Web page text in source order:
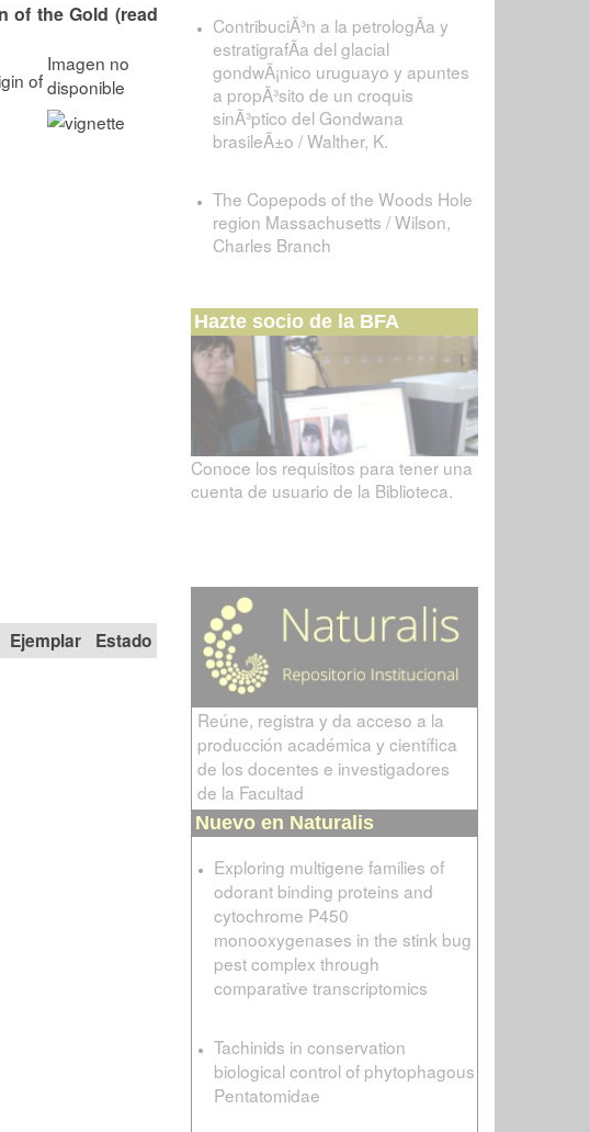
of the Gold (read
of
Estado
ContribuciÃ³n a la petrologÃ­a y
estratigrafÃ­a del glacial
gondwÃ¡nico uruguayo y apuntes
a propÃ³sito de un croquis
sinÃ³ptico del Gondwana
brasileÃ±o / Walther, K.
The Copepods of the Woods Hole
region Massachusetts / Wilson,
Charles Branch
Hazte socio de la BFA
Conoce los requisitos para tener una
cuenta de usuario de la Biblioteca.
Reúne, registra y da acceso a la
producción académica y científica
de los docentes e investigadores
de la Facultad
Nuevo en Naturalis
Exploring multigene families of
odorant binding proteins and
cytochrome P450
monooxygenases in the stink bug
pest complex through
comparative transcriptomics
Tachinids in conservation
biological control of phytophagous
Pentatomidae